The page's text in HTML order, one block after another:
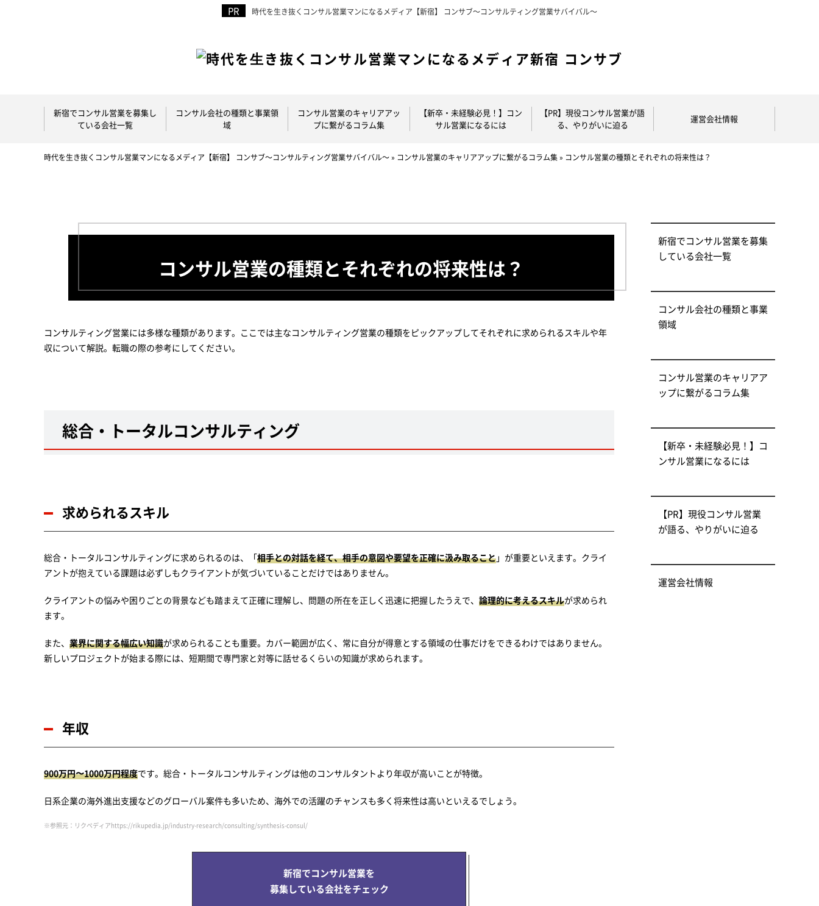
時代を生き抜くコンサル営業マンになるメディア【新宿】 コンサブ～コンサルティング営業サバイバル～
新宿でコンサル営業を募集し
ている会社一覧
コンサル会社の種類と事業領
域
コンサル営業のキャリアアッ
プに繋がるコラム集
【新卒・未経験必見！】コン
サル営業になるには
【PR】現役コンサル営業が語
る、やりがいに迫る
運営会社情報
時代を生き抜くコンサル営業マンになるメディア【新宿】 コンサブ～コンサルティング営業サバイバル～» コンサル営業のキャリアアップに繋がるコラム集» コンサル営業の種類とそれぞれの将来性は？
コンサル営業の種類とそれぞれの将来性は？
コンサルティング営業には多様な種類があります。ここでは主なコンサルティング営業の種類をピックアップしてそれぞれに求められるスキルや年
収について解説。転職の際の参考にしてください。
総合・トータルコンサルティング
求められるスキル
総合・トータルコンサルティングに求められるのは、「相手との対話を経て、相手の意図や要望を正確に汲み取ること」が重要といえます。クライ
アントが抱えている課題は必ずしもクライアントが気づいていることだけではありません。
クライアントの悩みや困りごとの背景なども踏まえて正確に理解し、問題の所在を正しく迅速に把握したうえで、 論理的に考えるスキルが求められ
ます。
また、 業界に関する幅広い知識が求められることも重要。カバー範囲が広く、常に自分が得意とする領域の仕事だけをできるわけではありません。
新しいプロジェクトが始まる際には、短期間で専門家と対等に話せるくらいの知識が求められます。
年収
900万円〜1000万円程度です。総合・トータルコンサルティングは他のコンサルタントより年収が高いことが特徴。
日系企業の海外進出支援などのグローバル案件も多いため、海外での活躍のチャンスも多く将来性は高いといえるでしょう。
※参照元：リクペディアhttps://rikupedia.jp/industry-research/consulting/synthesis-consul/
新宿でコンサル営業を
募集している会社をチェック
新宿でコンサル営業を募集
している会社一覧
コンサル会社の種類と事業
領域
コンサル営業のキャリアア
ップに繋がるコラム集
【新卒・未経験必見！】コ
ンサル営業になるには
【PR】現役コンサル営業
が語る、やりがいに迫る
運営会社情報